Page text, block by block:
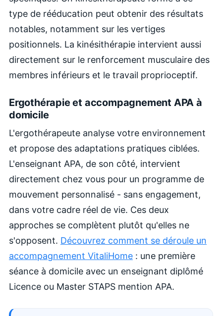
type de rééducation peut obtenir des résultats
notables, notamment sur les vertiges
positionnels. La kinésithérapie intervient aussi
directement sur le renforcement musculaire des
membres inférieurs et le travail proprioceptif.
Ergothérapie et accompagnement APA à
domicile
L'ergothérapeute analyse votre environnement
et propose des adaptations pratiques ciblées.
L'enseignant APA, de son côté, intervient
directement chez vous pour un programme de
mouvement personnalisé - sans engagement,
dans votre cadre réel de vie. Ces deux
approches se complètent plutôt qu'elles ne
s'opposent. Découvrez comment se déroule un
accompagnement VitaliHome : une première
séance à domicile avec un enseignant diplômé
Licence ou Master STAPS mention APA.